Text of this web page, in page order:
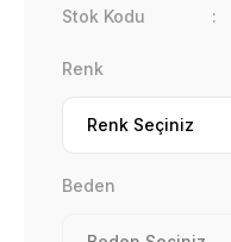
Stok Kodu
Renk
Beden